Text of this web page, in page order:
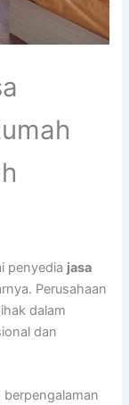
penyedia jasa
Perusahaan
dalam
dan